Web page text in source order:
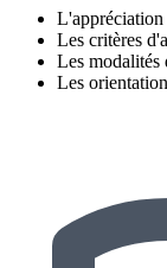
Les critères
Les modalités
Les